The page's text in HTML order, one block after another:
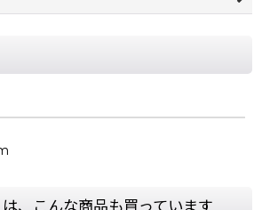
、こんな商品も買っています